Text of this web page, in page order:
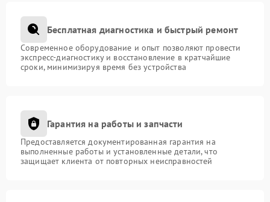
Бесплатная диагностика и быстрый ремонт
Современное оборудование и опыт позволяют провести
экспресс-диагностику и восстановление в кратчайшие
сроки, минимизируя время без устройства
Гарантия на работы и запчасти
Предоставляется документированная гарантия на
выполненные работы и установленные детали, что
защищает клиента от повторных неисправностей